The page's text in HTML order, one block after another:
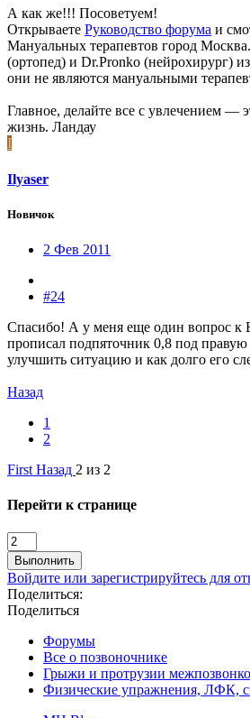
А как же!!! Посоветуем!
Открываете Руководство форума и
Мануальных терапевтов город
(ортопед) и Dr.Pronko (нейрохирург)
они не являются мануальными
Главное, делайте все с увлечением —
жизнь. Ландау
I
Ilyaser
Новичок
2 Фев 2011
#24
Спасибо! А у меня еще один вопрос к
прописал подпяточник 0,8 под правую
улучшить ситуацию и как долго его
Назад
1
2
First Назад 2 из 2
Перейти к странице
Выполнить
Войдите или зарегистрируйтесь для
Поделиться:
Поделиться
Форумы
Все о позвоночнике
Грыжи и протрузии
Физические упражнения, ЛФК,